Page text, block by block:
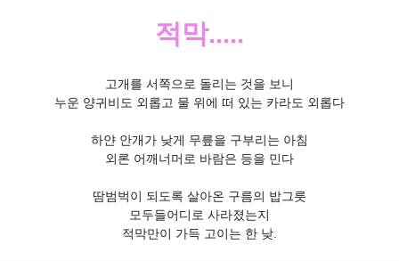
적막.....
고개를 서쪽으로 돌리는 것을 보니
누운 양귀비도 외롭고 물 위에 떠 있는 카라도 외롭다
하얀 안개가 낮게 무릎을 구부리는 아침
외론 어깨너머로 바람은 등을 민다
땀범벅이 되도록 살아온 구름의 밥그릇
모두들어디로 사라졌는지
적막만이 가득 고이는 한 낮.